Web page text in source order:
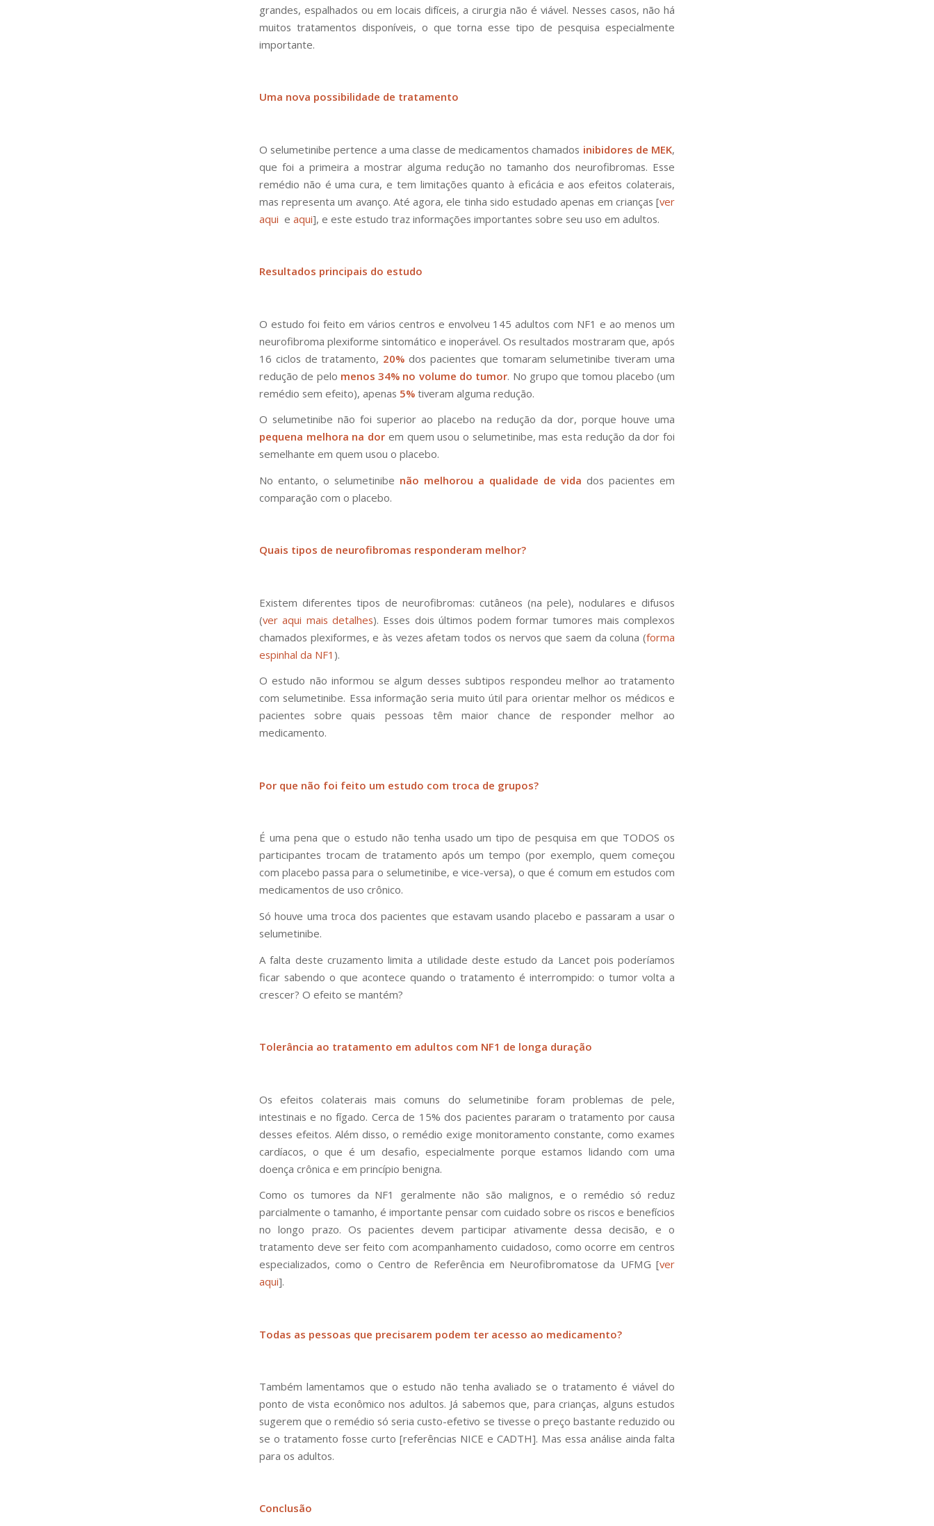
grandes, espalhados ou em locais difíceis, a cirurgia não é viável. Nesses casos, não há
muitos tratamentos disponíveis, o que torna esse tipo de pesquisa especialmente
importante.
Uma nova possibilidade de tratamento
O selumetinibe pertence a uma classe de medicamentos chamados inibidores de MEK,
que foi a primeira a mostrar alguma redução no tamanho dos neurofibromas. Esse
remédio não é uma cura, e tem limitações quanto à eficácia e aos efeitos colaterais,
mas representa um avanço. Até agora, ele tinha sido estudado apenas em crianças [ver
aqui e aqui], e este estudo traz informações importantes sobre seu uso em adultos.
Resultados principais do estudo
O estudo foi feito em vários centros e envolveu 145 adultos com NF1 e ao menos um
neurofibroma plexiforme sintomático e inoperável. Os resultados mostraram que, após
16 ciclos de tratamento, 20%dos pacientes que tomaram selumetinibe tiveram uma
redução de pelo menos 34% no volume do tumor. No grupo que tomou placebo (um
remédio sem efeito), apenas 5% tiveram alguma redução.
O selumetinibe não foi superior ao placebo na redução da dor, porque houve uma
pequena melhora na dor em quem usou o selumetinibe, mas esta redução da dor foi
semelhante em quem usou o placebo.
No entanto, o selumetinibe não melhorou a qualidade de vida dos pacientes em
comparação com o placebo.
Quais tipos de neurofibromas responderam melhor?
Existem diferentes tipos de neurofibromas: cutâneos (na pele), nodulares e difusos
(ver aqui mais detalhes). Esses dois últimos podem formar tumores mais complexos
chamados plexiformes, e às vezes afetam todos os nervos que saem da coluna (forma
espinhal da NF1 ).
O estudo não informou se algum desses subtipos respondeu melhor ao tratamento
com selumetinibe. Essa informação seria muito útil para orientar melhor os médicos e
pacientes sobre quais pessoas têm maior chance de responder melhor ao
medicamento.
Por que não foi feito um estudo com troca de grupos?
É uma pena que o estudo não tenha usado um tipo de pesquisa em que TODOS os
participantes trocam de tratamento após um tempo (por exemplo, quem começou
com placebo passa para o selumetinibe, e vice-versa), o que é comum em estudos com
medicamentos de uso crônico.
Só houve uma troca dos pacientes que estavam usando placebo e passaram a usar o
selumetinibe.
A falta deste cruzamento limita a utilidade deste estudo da Lancet pois poderíamos
ficar sabendo o que acontece quando o tratamento é interrompido: o tumor volta a
crescer? O efeito se mantém?
Tolerância ao tratamento em adultos com NF1 de longa duração
Os efeitos colaterais mais comuns do selumetinibe foram problemas de pele,
intestinais e no fígado. Cerca de 15% dos pacientes pararam o tratamento por causa
desses efeitos. Além disso, o remédio exige monitoramento constante, como exames
cardíacos, o que é um desafio, especialmente porque estamos lidando com uma
doença crônica e em princípio benigna.
Como os tumores da NF1 geralmente não são malignos, e o remédio só reduz
parcialmente o tamanho, é importante pensar com cuidado sobre os riscos e benefícios
no longo prazo. Os pacientes devem participar ativamente dessa decisão, e o
tratamento deve ser feito com acompanhamento cuidadoso, como ocorre em centros
especializados, como o Centro de Referência em Neurofibromatose da UFMG [ver
aqui].
Todas as pessoas que precisarem podem ter acesso ao medicamento?
Também lamentamos que o estudo não tenha avaliado se o tratamento é viável do
ponto de vista econômico nos adultos. Já sabemos que, para crianças, alguns estudos
sugerem que o remédio só seria custo-efetivo se tivesse o preço bastante reduzido ou
se o tratamento fosse curto [referências NICE e CADTH]. Mas essa análise ainda falta
para os adultos.
Conclusão